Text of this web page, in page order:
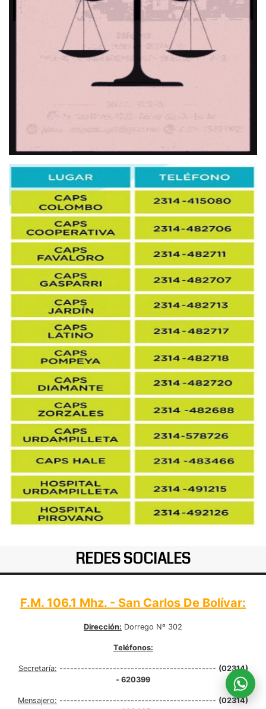
REDES SOCIALES
F.M. 106.1 Mhz. - San Carlos De Bolívar:
Dirección: Dorrego Nº 302
Teléfonos:
Secretaría: -------------------------------------------- (02314)
- 620399
Mensajero: -------------------------------------------- (02314)